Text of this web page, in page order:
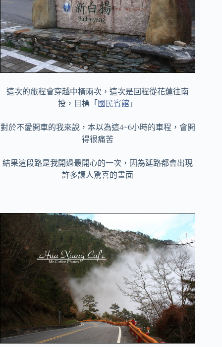
這次的旅程會穿越中橫兩次，這次是回程從花蓮往南
投，目標「 國民賓館 」
對於不愛開車的我來說，本以為這4~6小時的車程，會開
得很痛苦
結果這段路是我開過最開心的一次，因為延路都會出現
許多讓人驚喜的畫面